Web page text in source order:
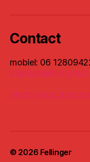
Contact
mobiel: 06
stephan@fellinger.nl
Meer
© 2026 Fellinger